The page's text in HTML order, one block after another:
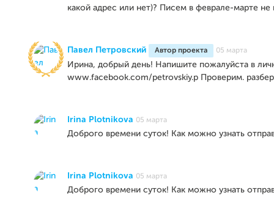
какой адрес или нет)? Писем в феврале-марте не
Павел Петровский Автор проекта 05 марта
Ирина, добрый день! Напишите пожалуйста в
www.facebook.com/petrovskiy.p Проверим.
Irina Plotnikova 05 марта
Доброго времени суток! Как можно узнать
Irina Plotnikova 05 марта
Доброго времени суток! Как можно узнать